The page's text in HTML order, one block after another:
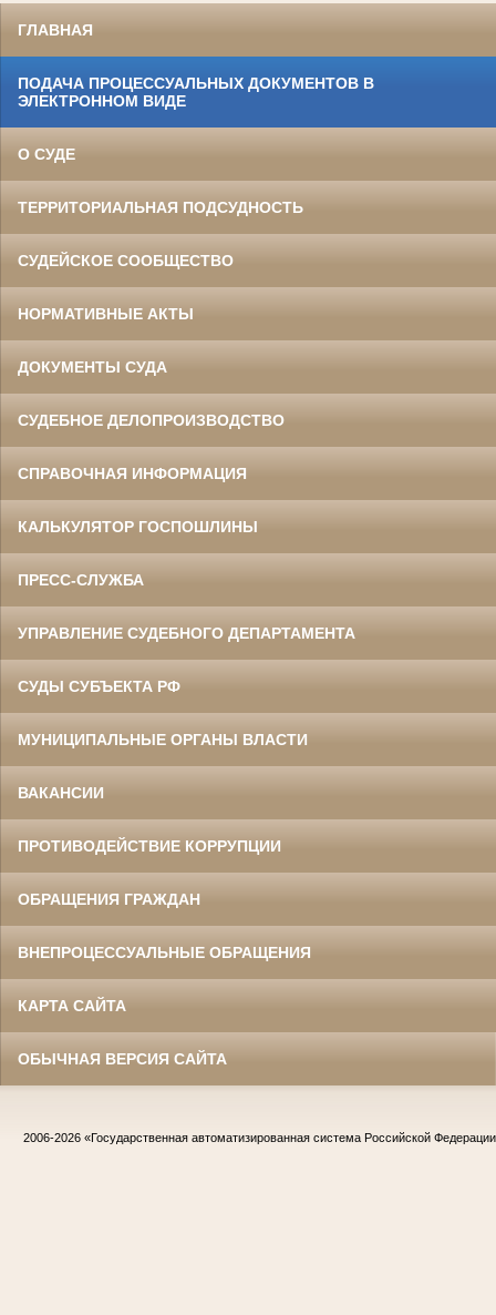
ГЛАВНАЯ
ПОДАЧА ПРОЦЕССУАЛЬНЫХ ДОКУМЕНТОВ В
ЭЛЕКТРОННОМ ВИДЕ
О СУДЕ
ТЕРРИТОРИАЛЬНАЯ ПОДСУДНОСТЬ
СУДЕЙСКОЕ СООБЩЕСТВО
НОРМАТИВНЫЕ АКТЫ
ДОКУМЕНТЫ СУДА
СУДЕБНОЕ ДЕЛОПРОИЗВОДСТВО
СПРАВОЧНАЯ ИНФОРМАЦИЯ
КАЛЬКУЛЯТОР ГОСПОШЛИНЫ
ПРЕСС-СЛУЖБА
УПРАВЛЕНИЕ СУДЕБНОГО ДЕПАРТАМЕНТА
СУДЫ СУБЪЕКТА РФ
МУНИЦИПАЛЬНЫЕ ОРГАНЫ ВЛАСТИ
ВАКАНСИИ
ПРОТИВОДЕЙСТВИЕ КОРРУПЦИИ
ОБРАЩЕНИЯ ГРАЖДАН
ВНЕПРОЦЕССУАЛЬНЫЕ ОБРАЩЕНИЯ
КАРТА САЙТА
ОБЫЧНАЯ ВЕРСИЯ САЙТА
2006-2026 «Государственная автоматизированная система Российской